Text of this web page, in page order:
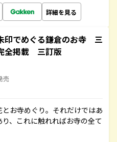
詳細を見る
印でめぐる鎌倉のお寺 三
全掲載 三訂版
売
お寺めぐり。それだけではあ
、これに触れればお寺の全て